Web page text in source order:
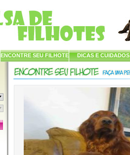
ENCONTRE SEU FILHOTE DICAS E CUIDADOS